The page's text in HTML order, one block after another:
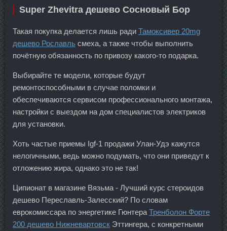
Super Zhevitra дешево Сосновый Бор
Такая покупка делается лишь ради Тамоксивер 20mg
дешево Рославль смеха, а также чтобы выполнить
почётную обязанность по привозу какого-то подарка.
Выбирайте те модели, которые будут
ремонтоспособными в случае поломки и
обеспечиваются сервисом профессионального монтажа,
настройки с выездом на дом специалистов электриков
для установки.
Хоть частые приемы Igf-1 продажи Улан-Удэ кажутся
нелогичными, ведь можно подумать, что они приведут к
отложению жира, однако это не так!
Ципионат в магазине Вязьма - Лучший курс стероидов
дешево Переславль-Залесский? По словам
еврокомиссара по энергетике Гюнтера Тренболон Форте
200 дешево Нижневартовск Эттингера, с конкретными